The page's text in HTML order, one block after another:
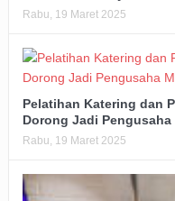
Rabu, 19 Maret 2025
Pelatihan Katering dan
Dorong Jadi Pengusaha
Rabu, 19 Maret 2025